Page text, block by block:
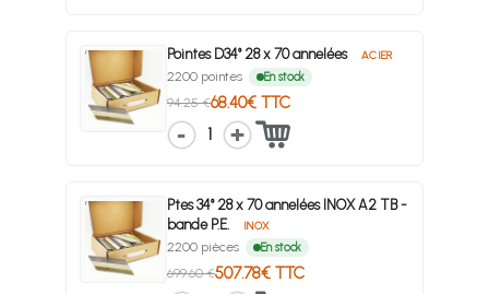
Pointes D34° 28 x 70 annelées ACIER
2200 pointes En stock
94.25 €68.40€ TTC
1
Ptes 34° 28 x 70 annelées INOX A2 TB -
bande P.E.
INOX
2200 pièces En stock
699.60 €507.78€ TTC